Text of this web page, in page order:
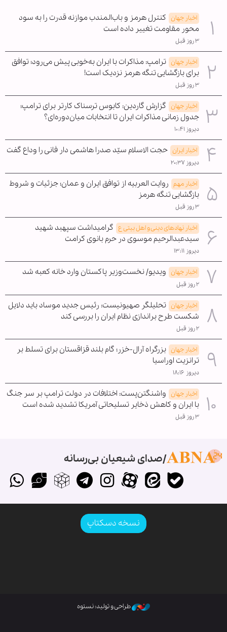
اخبار جهان کنترل هرمز و باب‌المندب موازنه قدرت را به سود
محور مقاومت تغییر داده است
۳ روز قبل
اخبار جهان ترامپ: مذاکرات با ایران به‌خوبی پیش می‌رود؛ توافق
برای بازگشایی تنگه هرمز نزدیک است!
۳ روز قبل
اخبار جهان گزارش گاردین: کابوس ترسناک کارتر برای ترامپ؛
جدول زمانی مذاکرات ایران تا انتخابات میان‌دوره‌ای؟
دیروز ۱۰:۴۱
اخبار ایران حجت الاسلام سیّد صدرا هاشمی دار فانی را وداع گفت
دیروز ۲۰:۳۷
اخبار مهم روایت العربیه از توافق ایران و عمان؛ جزئیات و شروط
بازگشایی تنگه هرمز
۳ روز قبل
اخبار نهادهای دینی و اهل بیتی ع گرامیداشت سپهبد شهید
سیدعبدالرحیم موسوی در حرم بانوی کرامت
دیروز ۱۳:۱۱
اخبار جهان ویدیو/ نخست‌وزیر پاکستان وارد خانه کعبه شد
۲ روز قبل
اخبار جهان تحلیلگر صهیونیست: رئیس جدید موساد باید دلایل
شکست طرح براندازی نظام ایران را بررسی کند
۲ روز قبل
اخبار جهان بزرگراه آرال-خزر؛ گام بلند قزاقستان برای تسلط بر
ترانزیت اوراسیا
دیروز ۱۸:۱۶
اخبار جهان واشنگتن‌پست: اختلافات در دولت ترامپ بر سر جنگ
با ایران و کاهش ذخایر تسلیحاتی آمریکا تشدید شده است
۳ روز قبل
صدای شیعیان بی‌رسانه
نسخه دسکتاپ
طراحی و تولید: نستوه